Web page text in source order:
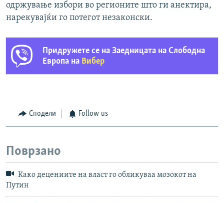
одржување избори во регионите што ги анектира,
нарекувајќи го потегот незаконски.
Придружете се на Заедницата на Слободна
Европа на Вибер
Сподели Follow us
Поврзано
Како децениите на власт го обликуваа мозокот на
Путин